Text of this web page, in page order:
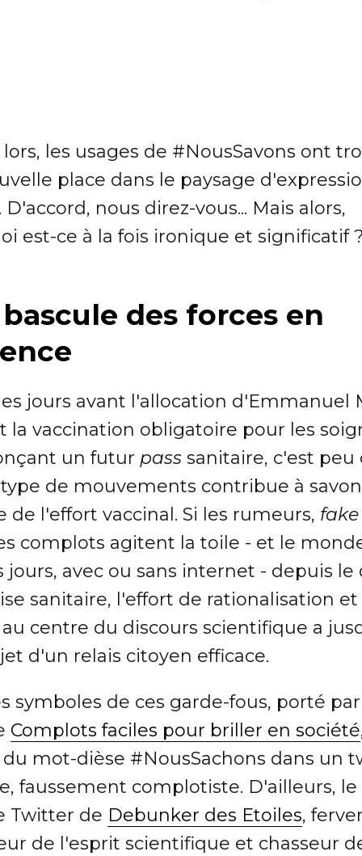
les usages de #NousSavons ont
place dans le paysage
nous direz-vous... Mais alors,
est-ce à la fois ironique et significatif
des forces en
jours avant l'allocation d'Emmanuel
la vaccination obligatoire pour les
un futur pass sanitaire, c'est peu
de mouvements contribue à
de l'effort vaccinal. Si les rumeurs,
complots agitent la toile - et le
jours, avec ou sans internet - depuis
sanitaire, l'effort de rationalisation
centre du discours scientifique a
d'un relais citoyen efficace.
symboles de ces garde-fous, porté
Complots faciles pour briller en société
mot-dièse #NousSachons dans un
faussement complotiste. D'ailleurs, le
Twitter de Debunker des Etoiles,
de l'esprit scientifique et chasseur